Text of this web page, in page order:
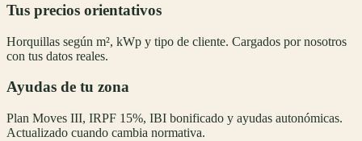
Tus precios orientativos
Horquillas según m², kWp y tipo de cliente. Cargados por nosotros
con tus datos reales.
Ayudas de tu zona
Plan Moves III, IRPF 15%, IBI bonificado y ayudas autonómicas.
Actualizado cuando cambia normativa.